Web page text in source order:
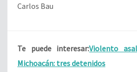
Carlos Bau
Te puede interesar:Violento
Michoacán: tres detenidos